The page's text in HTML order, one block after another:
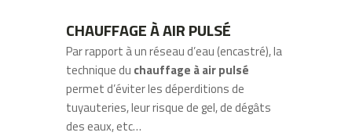
CHAUFFAGE À AIR PULSÉ
Par rapport à un réseau d’eau (encastré), la
technique du chauffage à air pulsé
permet d’éviter les déperditions de
tuyauteries, leur risque de gel, de dégâts
des eaux, etc…